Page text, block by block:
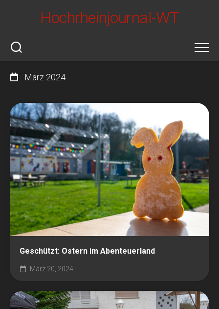
Hochrheinjournal-WT
März 2024
Geschützt: Ostern im Abenteuerland
März 20, 2024